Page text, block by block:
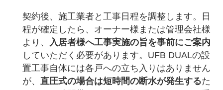
契約後、施工業者と工事日程を調整します。日
程が確定したら、オーナー様または管理会社様
より、
入居者様へ工事実施の旨を事前にご案内
していただく必要があります。UFB DUALの設
置工事自体には各戸への立ち入りはありません
が、 直圧式の場合は短時間の断水が発生するた